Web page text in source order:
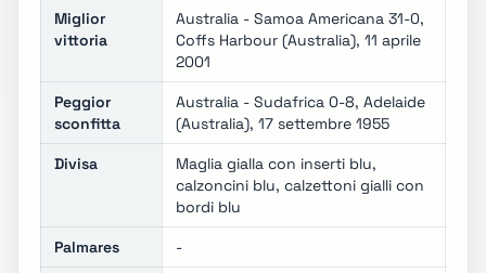
Miglior
vittoria
Australia - Samoa Americana 31-0,
Coffs Harbour (Australia), 11 aprile
2001
Peggior
sconfitta
Australia - Sudafrica 0-8, Adelaide
(Australia), 17 settembre 1955
Divisa
Maglia gialla con inserti blu,
calzoncini blu, calzettoni gialli con
bordi blu
Palmares -